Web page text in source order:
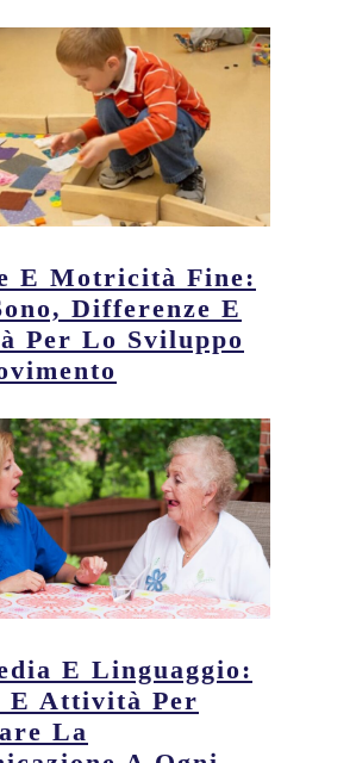
E Motricità Fine:
Differenze E
Per Lo Sviluppo
E Linguaggio:
E Attività Per
La